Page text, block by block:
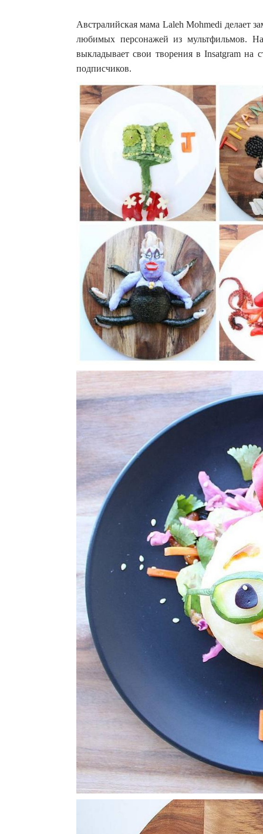
Австралийская мама Laleh Mohmedi делает
любимых персонажей из
выкладывает свои творения в Insatgram на
подписчиков.